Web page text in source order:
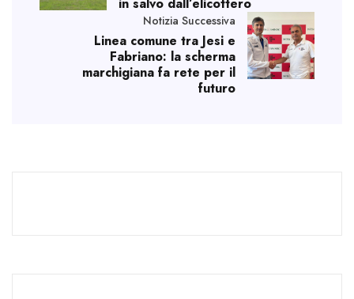
in salvo dall’elicottero
Notizia Successiva
Linea comune tra Jesi e
Fabriano: la scherma
marchigiana fa rete per il
futuro